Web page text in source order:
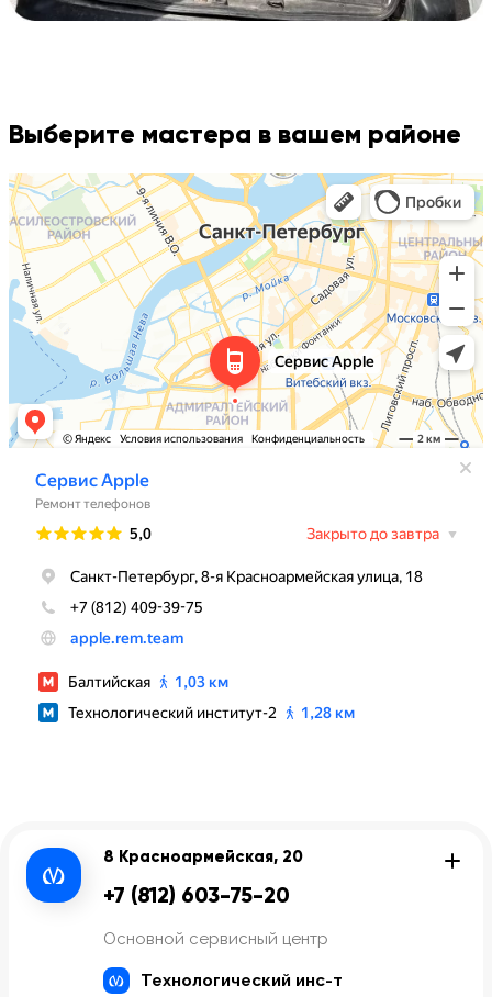
Выберите мастера в вашем районе
8 Красноармейская, 20
+7 (812) 603-75-20
Основной сервисный центр
Технологический инс-т